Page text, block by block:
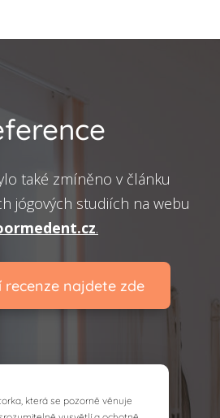
také zmíněno v článku
jógových studiích na webu
.
recenze najdete zde
která se pozorně věnuje
Voráčkové, nejde jen o to si